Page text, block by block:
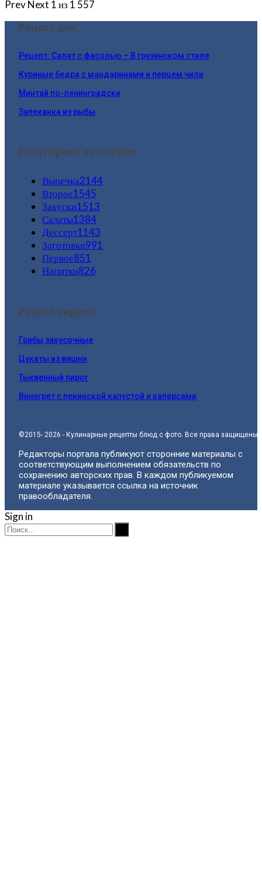
PrevNext 1 из 1 557
Рецепт дня:
Рецепт: Салат с фасолью – В грузинском стиле
Куриные бедра с мандаринами и перцем чили
Минтай по-ленинградски
Запеканка из рыбы
Популярные категории
Выпечка2144
Второе1545
Закуски1513
Салаты1384
Дессерт1143
Заготовки991
Первое851
Напитки826
Рецепт недели:
Грибы закусочные
Цукаты из вишни
Тыквенный пирог
Винегрет с пекинской капустой и каперсами
©2015- 2026 - Кулинарные рецепты блюд с фото. Все права защищены.
Редакторы портала публикуют сторонние материалы с
соответствующим выполнением обязательств по
сохранению авторских прав. В каждом публикуемом
материале указывается ссылка на источник
правообладателя.
Sign in